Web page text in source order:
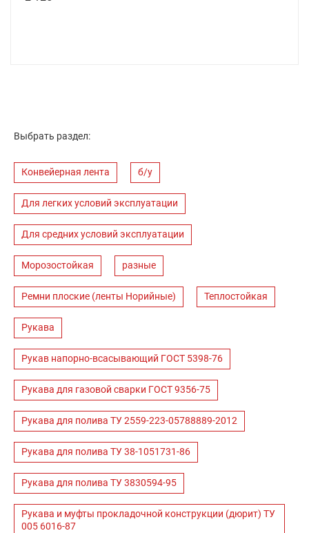
Выбрать раздел:
Конвейерная лента б/у
Для легких условий эксплуатации
Для средних условий эксплуатации
Морозостойкая разные
Ремни плоские (ленты Норийные) Теплостойкая
Рукава
Рукав напорно-всасывающий ГОСТ 5398-76
Рукава для газовой сварки ГОСТ 9356-75
Рукава для полива ТУ 2559-223-05788889-2012
Рукава для полива ТУ 38-1051731-86
Рукава для полива ТУ 3830594-95
Рукава и муфты прокладочной конструкции (дюрит) ТУ
005 6016-87